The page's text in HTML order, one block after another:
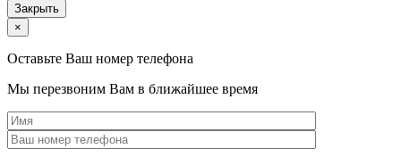
Закрыть
×
Оставьте Ваш номер телефона
Мы перезвоним Вам в ближайшее время